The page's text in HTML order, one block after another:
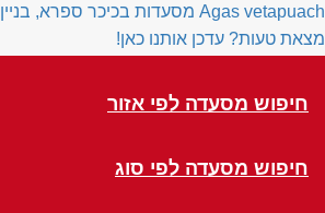
Agas vetapuach מסעדות בכיכר ספרא, בניין 6 ירושלים
מצאת טעות? עדכן אותנו כאן!
חיפוש מסעדה לפי אזור
חיפוש מסעדה לפי סוג